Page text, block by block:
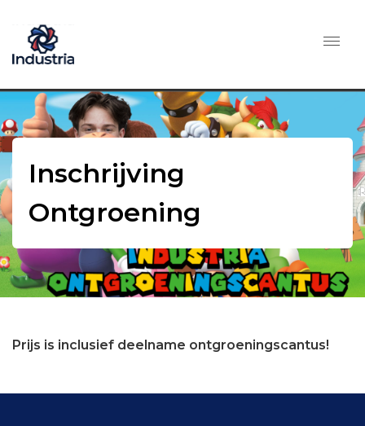
Inschrijving
Ontgroening
Prijs is inclusief deelname ontgroeningscantus!